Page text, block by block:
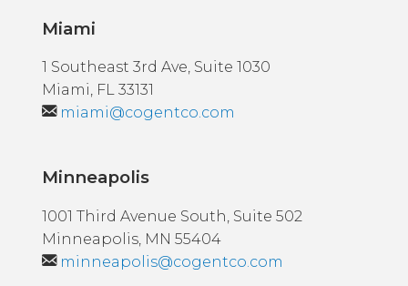
Miami
1 Southeast 3rd Ave, Suite 1030
Miami, FL 33131
miami@cogentco.com
Minneapolis
1001 Third Avenue South, Suite 502
Minneapolis, MN 55404
minneapolis@cogentco.com